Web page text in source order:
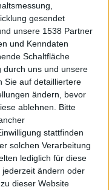
gesendet
unsere 1538 Partner
und Kenndaten
Schaltfläche
durch uns und unsere
Sie auf detailliertere
ändern, bevor
ablehnen. Bitte
stattfinden
solchen Verarbeitung
lediglich für diese
ändern oder
dieser Website